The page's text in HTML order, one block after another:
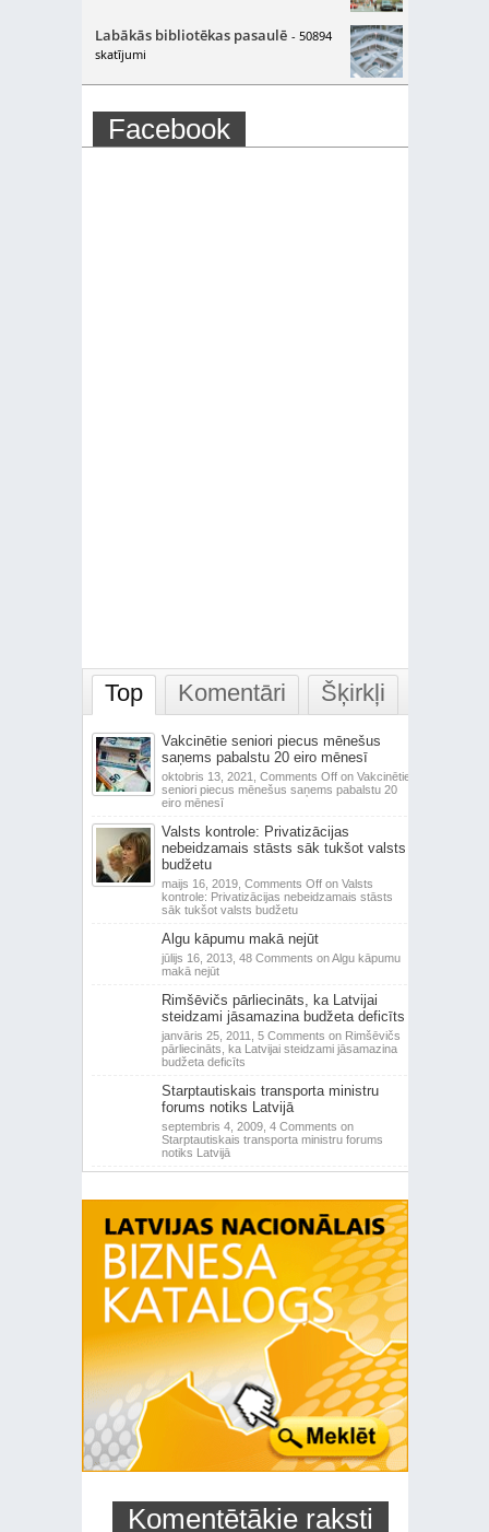
Labākās bibliotēkas pasaulē - 50894
skatījumi
Facebook
Top Komentāri Šķirkļi
Vakcinētie seniori piecus mēnešus
saņems pabalstu 20 eiro mēnesī
oktobris 13, 2021, Comments Offon Vakcinētie
seniori piecus mēnešus saņems pabalstu 20
eiro mēnesī
Valsts kontrole: Privatizācijas
nebeidzamais stāsts sāk tukšot valsts
budžetu
maijs 16, 2019, Comments Offon Valsts
kontrole: Privatizācijas nebeidzamais stāsts
sāk tukšot valsts budžetu
Algu kāpumu makā nejūt
jūlijs 16, 2013, 48 Comments on Algu kāpumu
makā nejūt
Rimšēvičs pārliecināts, ka Latvijai
steidzami jāsamazina budžeta deficīts
janvāris 25, 2011, 5 Comments on Rimšēvičs
pārliecināts, ka Latvijai steidzami jāsamazina
budžeta deficīts
Starptautiskais transporta ministru
forums notiks Latvijā
septembris 4, 2009, 4 Comments on
Starptautiskais transporta ministru forums
notiks Latvijā
Komentētākie raksti